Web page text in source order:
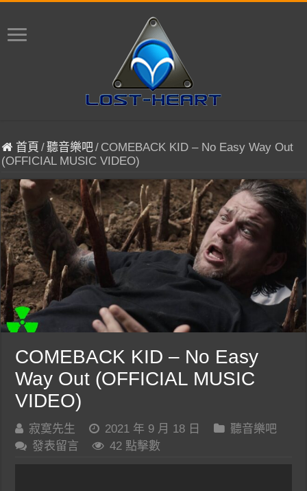
首頁 /聽音樂吧/ COMEBACK KID – No Easy Way Out
(OFFICIAL MUSIC VIDEO)
COMEBACK KID – No Easy
Way Out (OFFICIAL MUSIC
VIDEO)
寂寞先生 2021 年 9 月 18 日
聽音樂吧
發表留言
42 點擊數